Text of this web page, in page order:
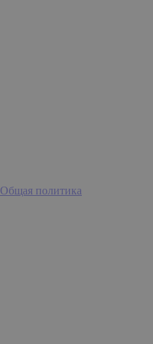
Общая политика